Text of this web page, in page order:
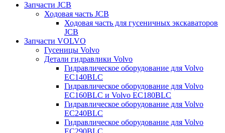
Запчасти JCB
Ходовая часть JCB
Ходовая часть для гусеничных экскаваторов
JCB
Запчасти VOLVO
Гусеницы Volvo
Детали гидравлики Volvo
Гидравлическое оборудование для Volvo
EC140BLC
Гидравлическое оборудование для Volvo
EC160BLC и Volvo EC180BLC
Гидравлическое оборудование для Volvo
EC240BLC
Гидравлическое оборудование для Volvo
EC290BLC